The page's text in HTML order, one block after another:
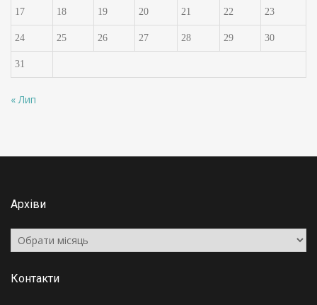
17 18 19 20 21 22 23
24 25 26 27 28 29 30
31
« Лип
Архіви
Архіви
Контакти